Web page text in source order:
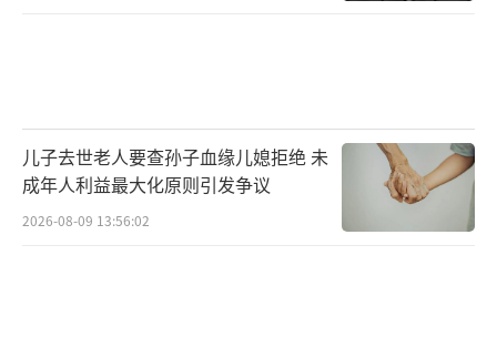
儿子去世老人要查孙子血缘儿媳拒绝 未
成年人利益最大化原则引发争议
2026-08-09 13:56:02